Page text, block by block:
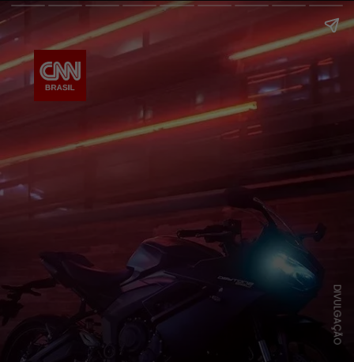
DIVULGAÇÃO